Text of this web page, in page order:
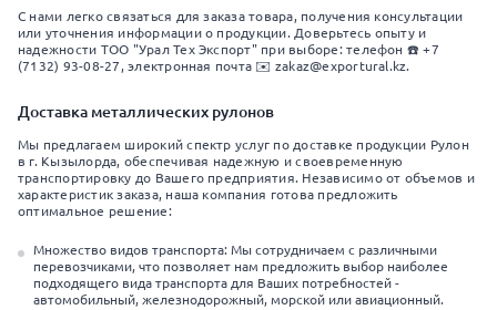
С нами легко связаться для заказа товара, получения консультации
или уточнения информации о продукции. Доверьтесь опыту и
надежности ТОО "Урал Тех Экспорт" при выборе: телефон ☎️ +7
(7132) 93-08-27, электронная почта ✉️ zakaz@exportural.kz.
Доставка металлических рулонов
Мы предлагаем широкий спектр услуг по доставке продукции Рулон
в г. Кызылорда, обеспечивая надежную и своевременную
транспортировку до Вашего предприятия. Независимо от объемов и
характеристик заказа, наша компания готова предложить
оптимальное решение:
Множество видов транспорта: Мы сотрудничаем с различными
перевозчиками, что позволяет нам предложить выбор наиболее
подходящего вида транспорта для Ваших потребностей -
автомобильный, железнодорожный, морской или авиационный.